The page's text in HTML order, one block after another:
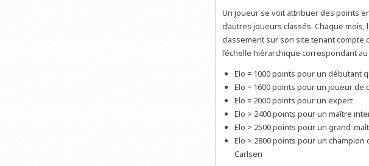
Un joueur se voit attribuer des points
d’autres joueurs classés. Chaque
classement sur son site tenant compte
l’échelle hiérarchique correspondant
Elo = 1000 points pour un débutant
Elo = 1600 points pour un joueur de
Elo = 2000 points pour un expert
Elo > 2400 points pour un maître
Elo > 2500 points pour un grand-
Elo > 2800 points pour un champion
Carlsen